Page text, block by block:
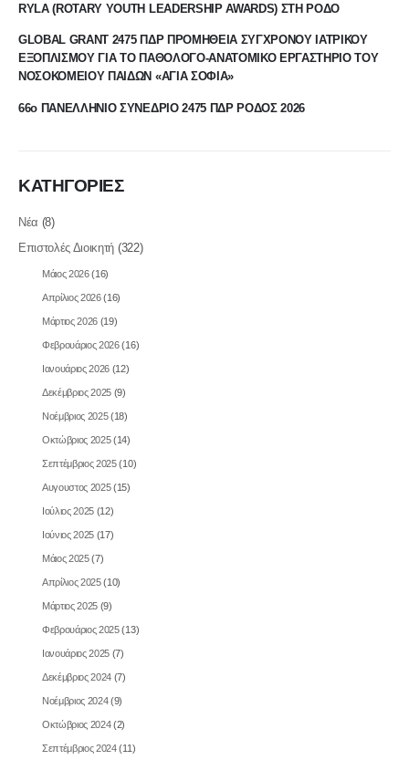
RYLA (ROTARY YOUTH LEADERSHIP AWARDS) ΣΤΗ ΡΟΔΟ
GLOBAL GRANT 2475 ΠΔΡ ΠΡΟΜΗΘΕΙΑ ΣΥΓΧΡΟΝΟΥ ΙΑΤΡΙΚΟΥ
ΕΞΟΠΛΙΣΜΟΥ ΓΙΑ ΤΟ ΠΑΘΟΛΟΓΟ-ΑΝΑΤΟΜΙΚΟ ΕΡΓΑΣΤΗΡΙΟ ΤΟΥ
ΝΟΣΟΚΟΜΕΙΟΥ ΠΑΙΔΩΝ «ΑΓΙΑ ΣΟΦΙΑ»
66ο ΠΑΝΕΛΛΗΝΙΟ ΣΥΝΕΔΡΙΟ 2475 ΠΔΡ ΡΟΔΟΣ 2026
ΚΑΤΗΓΟΡΙΕΣ
Νέα (8)
Επιστολές Διοικητή (322)
Μάιος 2026(16)
Απρίλιος 2026(16)
Μάρτιος 2026 (19)
Φεβρουάριος 2026(16)
Ιανουάριος 2026 (12)
Δεκέμβριος 2025 (9)
Νοέμβριος 2025(18)
Οκτώβριος 2025(14)
Σεπτέμβριος 2025(10)
Αυγουστος 2025(15)
Ιούλιος 2025 (12)
Ιούνιος 2025 (17)
Μάιος 2025(7)
Απρίλιος 2025(10)
Μάρτιος 2025 (9)
Φεβρουάριος 2025(13)
Ιανουάριος 2025 (7)
Δεκέμβριος 2024 (7)
Νοέμβριος 2024(9)
Οκτώβριος 2024(2)
Σεπτέμβριος 2024(11)